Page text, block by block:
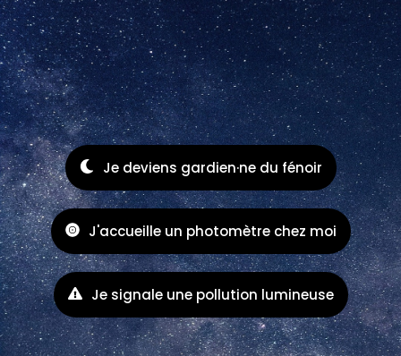
Je deviens gardien·ne du fénoir
J'accueille un photomètre chez moi
Je signale une pollution lumineuse